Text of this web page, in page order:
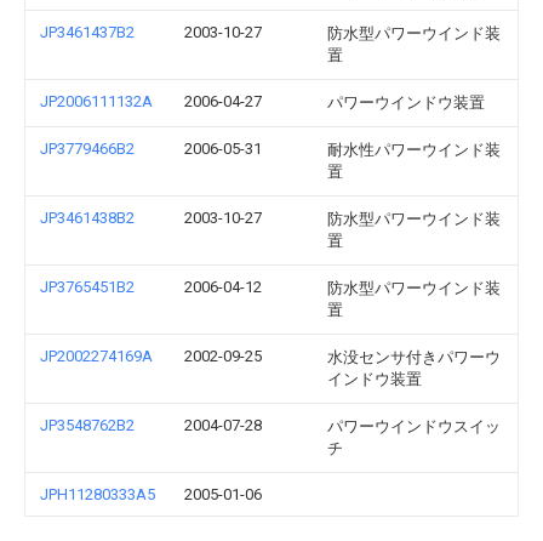
JP3461437B2 2003-10-27
防水型パワーウインド装
置
JP2006111132A 2006-04-27 パワーウインドウ装置
JP3779466B2 2006-05-31
耐水性パワーウインド装
置
JP3461438B2 2003-10-27
防水型パワーウインド装
置
JP3765451B2 2006-04-12
防水型パワーウインド装
置
JP2002274169A 2002-09-25
水没センサ付きパワーウ
インドウ装置
JP3548762B2 2004-07-28
パワーウインドウスイッ
チ
JPH11280333A5 2005-01-06